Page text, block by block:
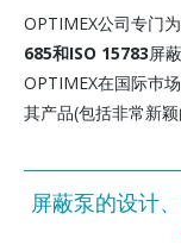
OPTIMEX公司专门
685和ISO 15783屏
OPTIMEX在国际巿
其产品(包括非常新颖
屏蔽泵的设计